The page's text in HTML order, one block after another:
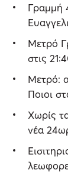
Γραμμή
Μετρό
στις
Μετρό:
Ποιοι
Χωρίς
νέα